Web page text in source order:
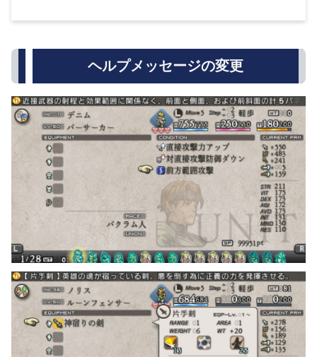
ヘルプメッセージの変更